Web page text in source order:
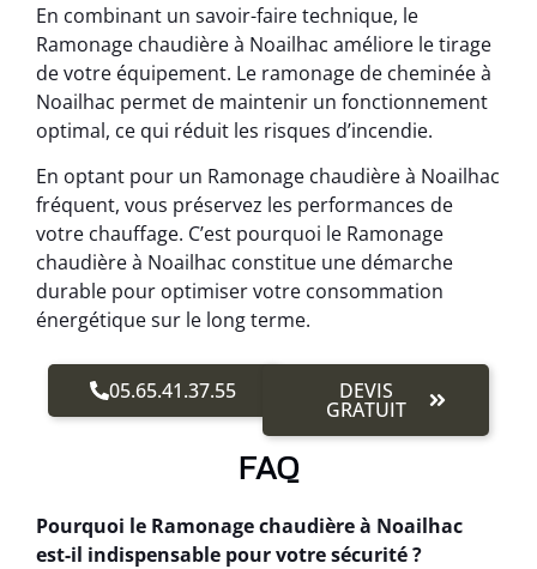
En combinant un savoir-faire technique, le
Ramonage chaudière à Noailhac améliore le tirage
de votre équipement. Le ramonage de cheminée à
Noailhac permet de maintenir un fonctionnement
optimal, ce qui réduit les risques d’incendie.
En optant pour un Ramonage chaudière à Noailhac
fréquent, vous préservez les performances de
votre chauffage. C’est pourquoi le Ramonage
chaudière à Noailhac constitue une démarche
durable pour optimiser votre consommation
énergétique sur le long terme.
05.65.41.37.55 DEVIS
GRATUIT
FAQ
Pourquoi le Ramonage chaudière à Noailhac
est-il indispensable pour votre sécurité ?